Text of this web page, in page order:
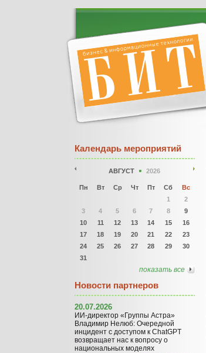
Календарь мероприятий
АВГУСТ 2026
Пн Вт Ср Чт Пт Сб
Вс
1
2
3
4 5 6 7 8
9
10
11 12 13 14 15
16
17
18 19 20 21 22
23
24
25 26 27 28 29
30
31
показать все
Новости партнеров
20.07.2026
ИИ-директор «Группы Астра»
Владимир Нелюб: Очередной
инцидент с доступом к ChatGPT
возвращает нас к вопросу о
национальных моделях